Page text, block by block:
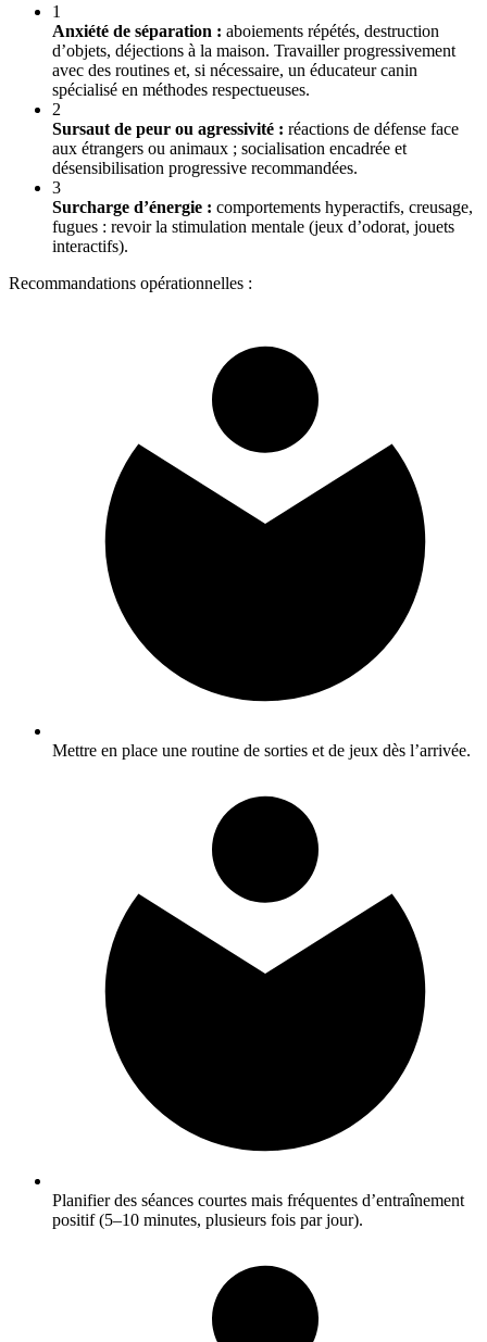
1
Anxiété de séparation : aboiements répétés, destruction
d’objets, déjections à la maison. Travailler progressivement
avec des routines et, si nécessaire, un éducateur canin
spécialisé en méthodes respectueuses.
2
Sursaut de peur ou agressivité : réactions de défense face
aux étrangers ou animaux ; socialisation encadrée et
désensibilisation progressive recommandées.
3
Surcharge d’énergie : comportements hyperactifs, creusage,
fugues : revoir la stimulation mentale (jeux d’odorat, jouets
interactifs).
Recommandations opérationnelles :
Mettre en place une routine de sorties et de jeux dès l’arrivée.
Planifier des séances courtes mais fréquentes d’entraînement
positif (5–10 minutes, plusieurs fois par jour).